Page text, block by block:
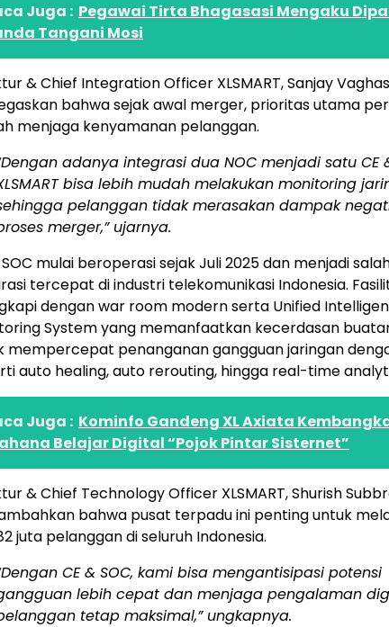
Juga : Pegawai Tirta Bhagasasi Mengaku
Tangani Mosi
& Chief Integration Officer XLSMART, Sanjay
bahwa sejak awal merger, prioritas utama
menjaga kenyamanan pelanggan.
adanya integrasi dua NOC menjadi satu CE
bisa lebih mudah melakukan monitoring
pelanggan tidak merasakan dampak
merger,” ujarnya.
SOC mulai beroperasi sejak Juli 2025 dan menjadi
tercepat di industri telekomunikasi Indonesia.
dengan war room modern serta Unified
System yang memanfaatkan kecerdasan
mempercepat penanganan gangguan jaringan
auto healing, auto rerouting, hingga real-time
Juga : Kominfo Gandeng XL Axiata
Belajar Digital “Pojok Pintar Sisternet”
& Chief Technology Officer XLSMART, Shurish
bahwa pusat terpadu ini penting untuk
juta pelanggan di seluruh Indonesia.
CE & SOC, kami bisa mengantisipasi potensi
lebih cepat dan menjaga pengalaman
tetap maksimal,” ungkapnya.